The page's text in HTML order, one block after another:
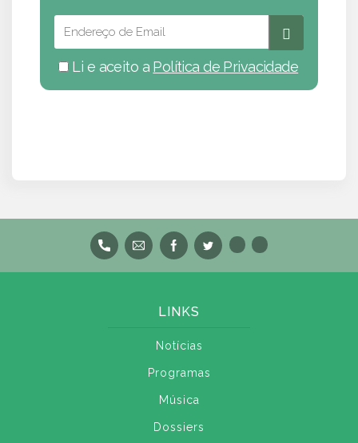
Li e aceito a Política de Privacidade
LINKS
Notícias
Programas
Música
Dossiers